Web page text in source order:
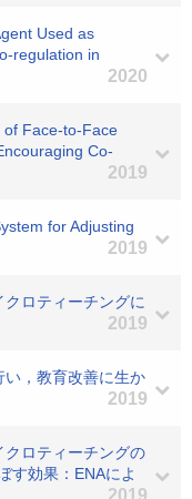
Used as
regulation in
2020
of Face-to-Face
Co-
2019
for Adjusting
2019
ロティーチングに
2019
，教育改善に生か
2019
ロティーチングの
す効果：ENAによ
2019